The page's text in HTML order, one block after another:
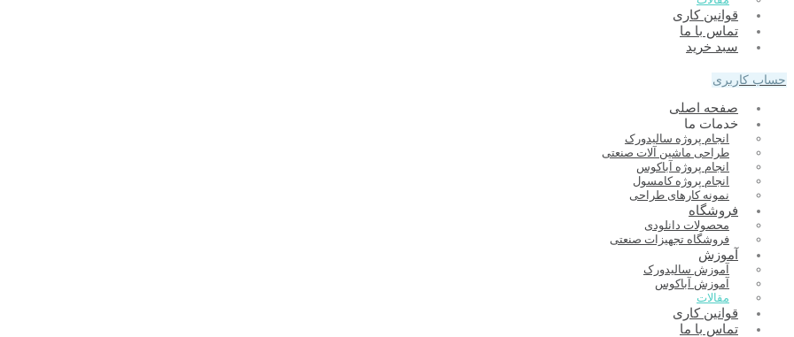
قوانین کاری
تماس با ما
سبد خرید
حساب کاربری
صفحه اصلی
خدمات ما
انجام پروژه سالیدورک
طراحی ماشین آلات صنعتی
انجام پروژه آباکوس
انجام پروژه کامسول
نمونه کارهای طراحی
فروشگاه
محصولات دانلودی
فروشگاه تجهیزات صنعتی
آموزش
آموزش سالیدورک
آموزش آباکوس
مقالات
قوانین کاری
تماس با ما